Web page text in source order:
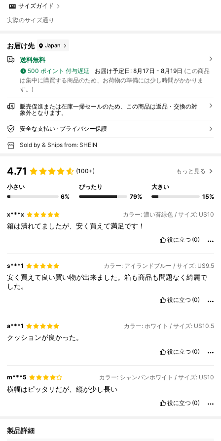
サイズガイド
実際のサイズ通り
お届け先 Japan
送料無料
500 ポイント 付与遅延 お届け予定日: 8月17日 - 8月19日 (この商品
は集中に購買する商品のため、お荷物の準備には少し時間がかかりま
す。)
販売促進または在庫一掃セールのため、この商品は返品・交換の対
象外となります。
安全な支払い · プライバシー保護
Sold by & Ships from: SHEIN
4.71 (100+) もっと見る
小さい
6%
ぴったり
79%
大きい
15%
x***x カラー: 濃い苔緑色 / サイズ: US10
箱は潰れてましたが、安く買えて満足です！
役に立つ (0)
s***1 カラー: アイランドブルー / サイズ: US9.5
安く買えて良い買い物が出来ました。箱も商品も問題なく綺麗で
した。
役に立つ (0)
a***1 カラー: ホワイト / サイズ: US10.5
クッションが良かった。
役に立つ (0)
m***5 カラー: シャンパンホワイト / サイズ: US10
横幅はピッタリだが、縦が少し長い
役に立つ (0)
製品詳細